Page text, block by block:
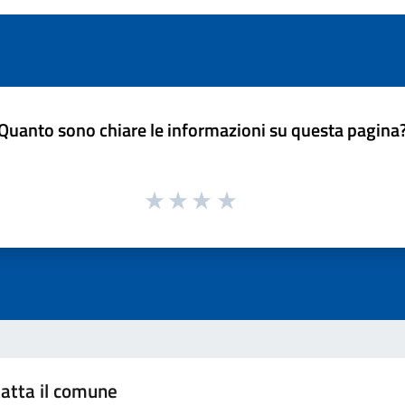
sono chiare le informazioni su questa
il comune